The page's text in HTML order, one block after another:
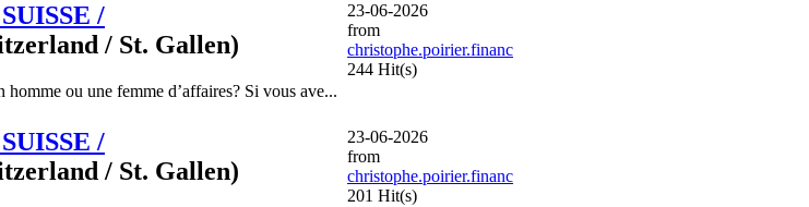
/
/ St. Gallen)
ou une femme d’affaires? Si vous ave...
23-06-2026
from
christophe.poirier.financ
244 Hit(s)
/
/ St. Gallen)
23-06-2026
from
christophe.poirier.financ
201 Hit(s)